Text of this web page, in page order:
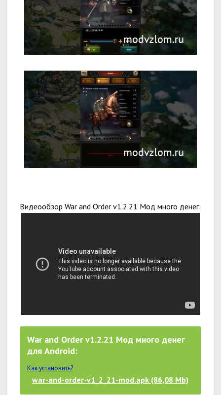
Видеообзор War and Order v1.2.21 Мод много денег:
War and Order v1.2.21 Мод много денег
для Android:
Как установить?
war-and-order-v1_2_21-mod.apk (86,08 Mb)